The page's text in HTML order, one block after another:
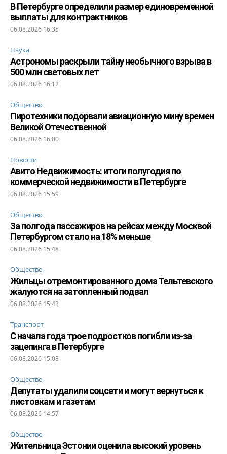
В Петербурге определили размер единовременной
выплаты для контрактников
06.08.2026 16:35
Наука
Астрономы раскрыли тайну необычного взрыва в
500 млн световых лет
06.08.2026 16:12
Общество
Пиротехники подорвали авиационную мину времен
Великой Отечественной
06.08.2026 16:00
Новости
Авито Недвижимость: итоги полугодия по
коммерческой недвижимости в Петербурге
06.08.2026 15:59
Общество
За полгода пассажиров на рейсах между Москвой
Петербургом стало на 18% меньше
06.08.2026 15:48
Общество
Жильцы отремонтированного дома Тельтевского
жалуются на затопленный подвал
06.08.2026 15:43
Транспорт
С начала года трое подростков погибли из-за
зацепинга в Петербурге
06.08.2026 15:08
Общество
Депутаты удалили соцсети и могут вернуться к
листовкам и газетам
06.08.2026 14:57
Общество
Жительница Эстонии оценила высокий уровень